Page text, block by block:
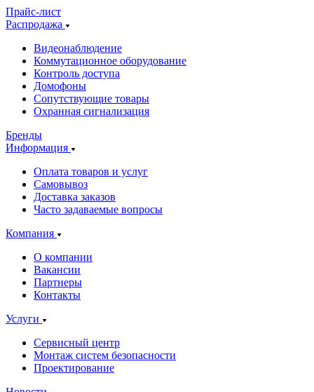
Прайс-лист
Распродажа
Видеонаблюдение
Коммутационное оборудование
Контроль доступа
Домофоны
Сопутствующие товары
Охранная сигнализация
Бренды
Информация
Оплата товаров и услуг
Самовывоз
Доставка заказов
Часто задаваемые вопросы
Компания
О компании
Вакансии
Партнеры
Контакты
Услуги
Сервисный центр
Монтаж систем безопасности
Проектирование